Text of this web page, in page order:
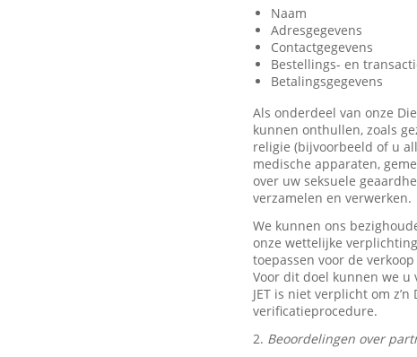
Naam
Adresgegevens
Contactgegevens
Bestellings- en
Betalingsgegevens
Als onderdeel van onze
kunnen onthullen, zoals
religie (bijvoorbeeld of u
medische apparaten,
over uw seksuele
verzamelen en verwerken.
We kunnen ons
onze wettelijke
toepassen voor de
Voor dit doel kunnen we
JET is niet verplicht om
verificatieprocedure.
2. Beoordelingen over